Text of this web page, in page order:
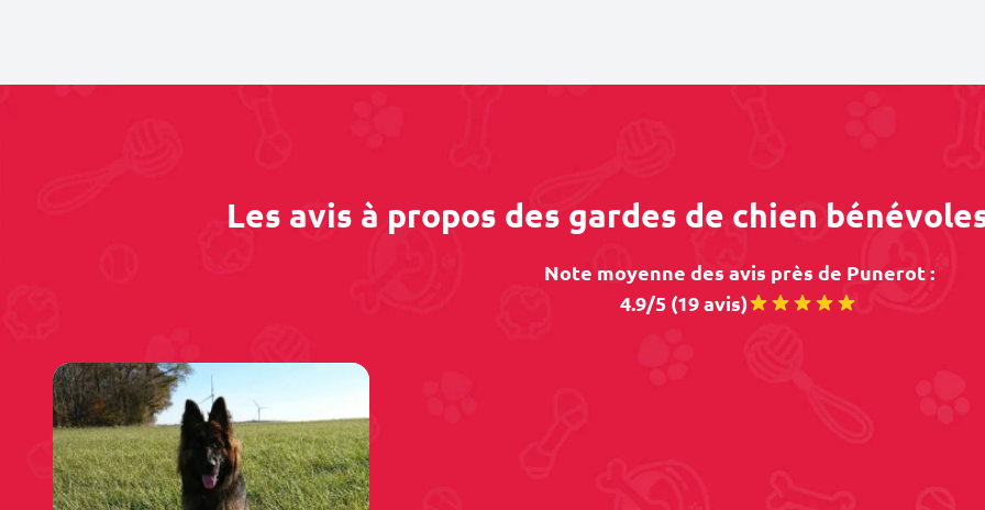
Les avis à propos des gardes de chien
Note moyenne des avis près de Punerot :
4.9/5 (19 avis)